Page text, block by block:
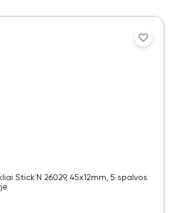
Stick´N 26029, 45x12mm, 5 spalvos